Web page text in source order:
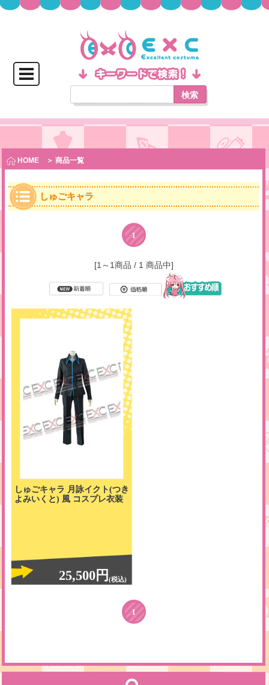
検索
HOME ＞ 商品一覧
しゅごキャラ
1
[1～1商品 / 1 商品中]
しゅごキャラ 月詠イクト(つき
よみいくと) 風 コスプレ衣装
25,500円(税込)
1